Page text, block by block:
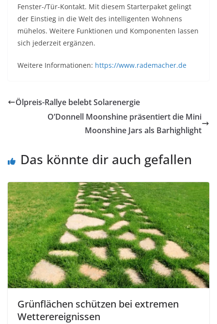
Fenster-/Tür-Kontakt. Mit diesem Starterpaket gelingt
der Einstieg in die Welt des intelligenten Wohnens
mühelos. Weitere Funktionen und Komponenten lassen
sich jederzeit ergänzen.
Weitere Informationen: https://www.rademacher.de
Ölpreis-Rallye belebt Solarenergie
O’Donnell Moonshine präsentiert die Mini
Moonshine Jars als Barhighlight
Das könnte dir auch gefallen
Grünflächen schützen bei extremen
Wetterereignissen